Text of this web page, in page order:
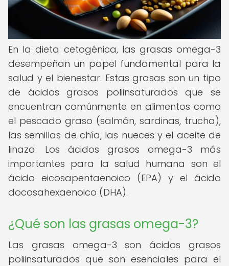
En la dieta cetogénica, las grasas omega-3
desempeñan un papel fundamental para la
salud y el bienestar. Estas grasas son un tipo
de ácidos grasos poliinsaturados que se
encuentran comúnmente en alimentos como
el pescado graso (salmón, sardinas, trucha),
las semillas de chía, las nueces y el aceite de
linaza. Los ácidos grasos omega-3 más
importantes para la salud humana son el
ácido eicosapentaenoico (EPA) y el ácido
docosahexaenoico (DHA).
¿Qué son las grasas omega-3?
Las grasas omega-3 son ácidos grasos
poliinsaturados que son esenciales para el